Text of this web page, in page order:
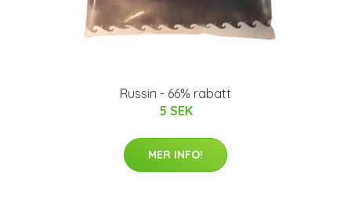
Russin - 66% rabatt
5 SEK
MER INFO!